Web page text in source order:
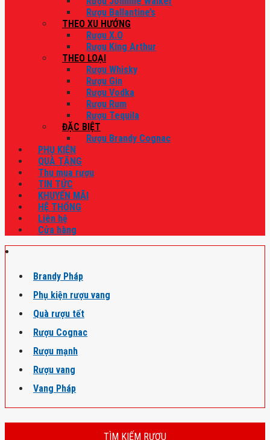
Rượu Ballantine’s
THEO XU HƯỚNG
Rượu X.O
Rượu King Arthur
THEO LOẠI
Rượu Whisky
Rượu Gin
Rượu Vodka
Rượu Rum
Rượu Tequila
ĐẶC BIỆT
Rượu Brandy Cognac
PHỤ KIỆN
QUÀ TẶNG
Thu mua rượu
TIN TỨC
KHUYẾN MÃI
HỆ THỐNG
Liên hệ
Cửa hàng
Brandy Pháp
Phụ kiện rượu vang
Quà rượu tết
Rượu Cognac
Rượu mạnh
Rượu vang
Vang Pháp
TÌM KIẾM RƯỢU